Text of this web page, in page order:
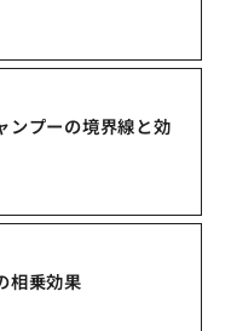
ンプーの境界線と効
相乗効果